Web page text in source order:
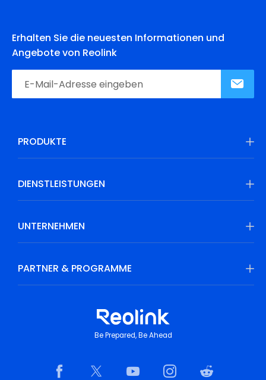
Erhalten Sie die neuesten Informationen und
Angebote von Reolink
PRODUKTE
DIENSTLEISTUNGEN
UNTERNEHMEN
PARTNER & PROGRAMME
Be Prepared, Be Ahead